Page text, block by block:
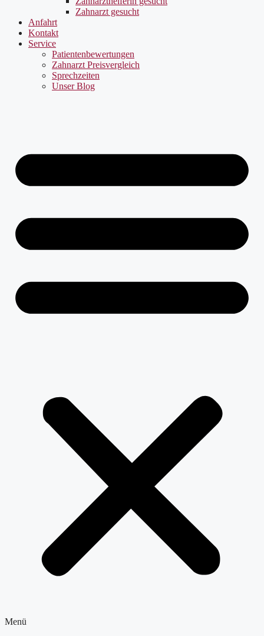
Zahnarzt gesucht
Anfahrt
Kontakt
Service
Patientenbewertungen
Zahnarzt Preisvergleich
Sprechzeiten
Unser Blog
Menü